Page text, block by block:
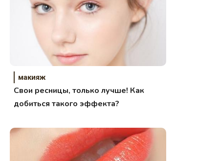
макияж
Свои ресницы, только лучше! Как
добиться такого эффекта?